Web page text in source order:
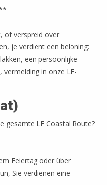
of verspreid over
je verdient een beloning:
een persoonlijke
vermelding in onze LF-
gesamte LF Coastal Route?
Feiertag oder über
Sie verdienen eine